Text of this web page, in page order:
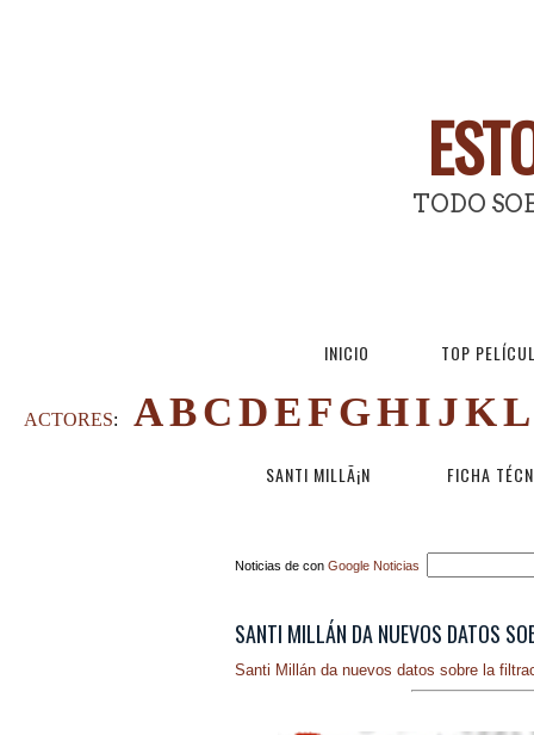
TODO
INICIO TOP
ACTORES: ABCDEFGHIJKL
SANTI MILLÃ¡N FICHA
Noticias de con Google Noticias
SANTI MILLÁN DA NUEVOS DATOS
Santi Millán da nuevos datos sobre la